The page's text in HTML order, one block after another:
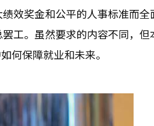
效奖金和公平的人事标准而全
工。虽然要求的内容不同，但
何保障就业和未来。